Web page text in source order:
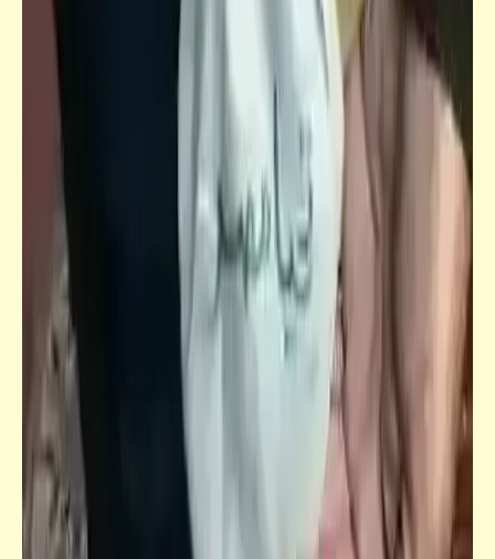
حيوانات بتموت بعد التزاوج | آدي آخرة الجواز
فيدراديو
طرق صيد بسيطة لكن عبقرية